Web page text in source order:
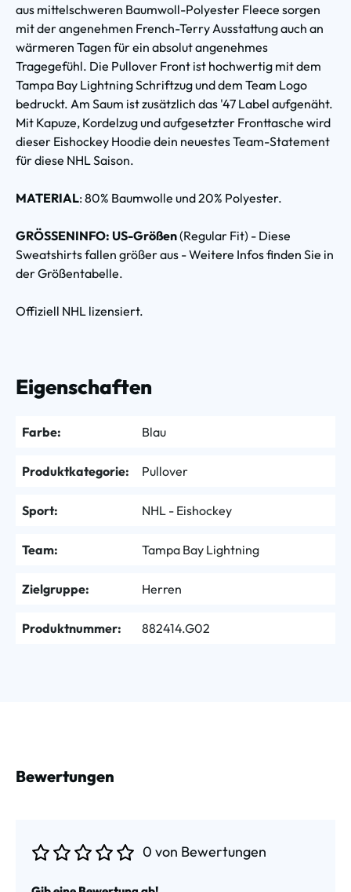
aus mittelschweren Baumwoll-Polyester Fleece sorgen
mit der angenehmen French-Terry Ausstattung auch an
wärmeren Tagen für ein absolut angenehmes
Tragegefühl. Die Pullover Front ist hochwertig mit dem
Tampa Bay Lightning Schriftzug und dem Team Logo
bedruckt. Am Saum ist zusätzlich das '47 Label aufgenäht.
Mit Kapuze, Kordelzug und aufgesetzter Fronttasche wird
dieser Eishockey Hoodie dein neuestes Team-Statement
für diese NHL Saison.
MATERIAL: 80% Baumwolle und 20% Polyester.
GRÖSSENINFO: US-Größen(Regular Fit) - Diese
Sweatshirts fallen größer aus - Weitere Infos finden Sie in
der Größentabelle.
Offiziell NHL lizensiert.
Eigenschaften
Farbe: Blau
Produktkategorie: Pullover
Sport: NHL - Eishockey
Team: Tampa Bay Lightning
Zielgruppe: Herren
Produktnummer: 882414.G02
Bewertungen
0 von Bewertungen